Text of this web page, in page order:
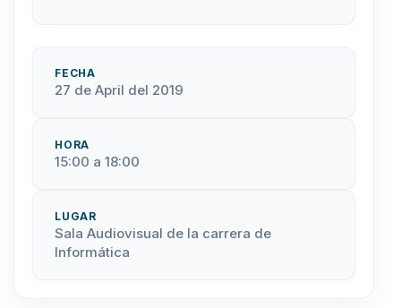
FECHA
27 de April del 2019
HORA
15:00 a 18:00
LUGAR
Sala Audiovisual de la carrera de
Informática